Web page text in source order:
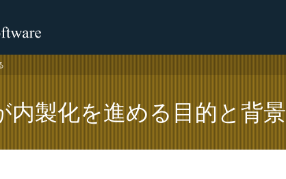
内製化を進める目的と背景